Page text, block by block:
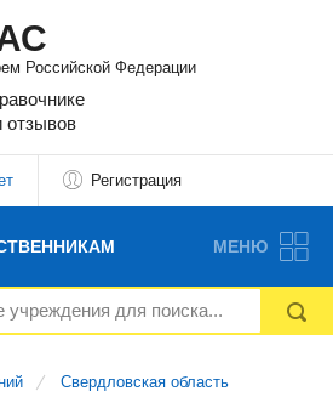
Российской Федерации
отзывов
Регистрация
МЕНЮ
Свердловская область